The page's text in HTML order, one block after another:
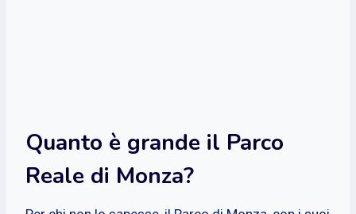
Quanto è grande il Parco
Reale di Monza?